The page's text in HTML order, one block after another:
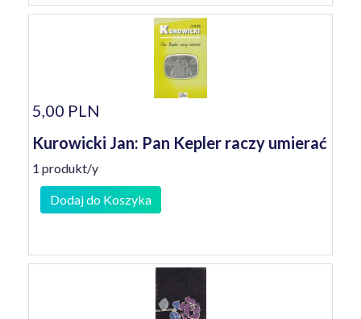
5,00 PLN
Kurowicki Jan: Pan Kepler raczy umierać
1 produkt/y
Dodaj do Koszyka